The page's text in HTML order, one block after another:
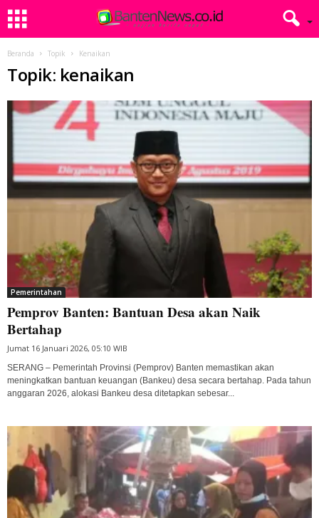
Beranda Topik Kenaikan
Topik: kenaikan
Pemerintahan
Pemprov Banten: Bantuan Desa akan Naik
Bertahap
Jumat 16 Januari 2026, 05:10 WIB
SERANG – Pemerintah Provinsi (Pemprov) Banten memastikan akan
meningkatkan bantuan keuangan (Bankeu) desa secara bertahap. Pada tahun
anggaran 2026, alokasi Bankeu desa ditetapkan sebesar...